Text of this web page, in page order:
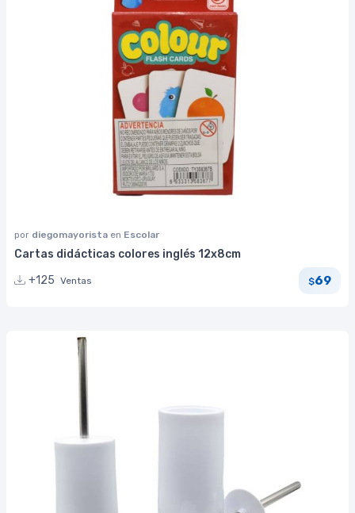
por diegomayorista en Escolar
Cartas didácticas colores inglés 12x8cm
+125 Ventas $69